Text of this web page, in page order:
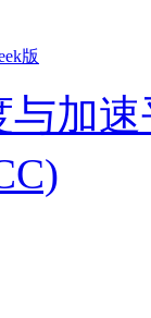
版
与加